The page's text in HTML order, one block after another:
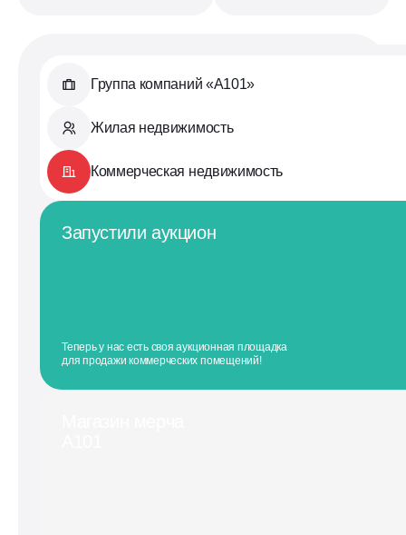
Группа компаний «А101»
Жилая недвижимость
Коммерческая недвижимость
Запустили аукцион
Теперь у нас есть своя аукционная площадка
для продажи коммерческих помещений!